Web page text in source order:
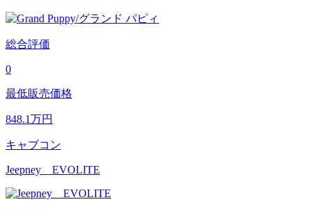
総合評価
0
最低販売価格
848.1万円
キャブコン
Jeepney EVOLITE